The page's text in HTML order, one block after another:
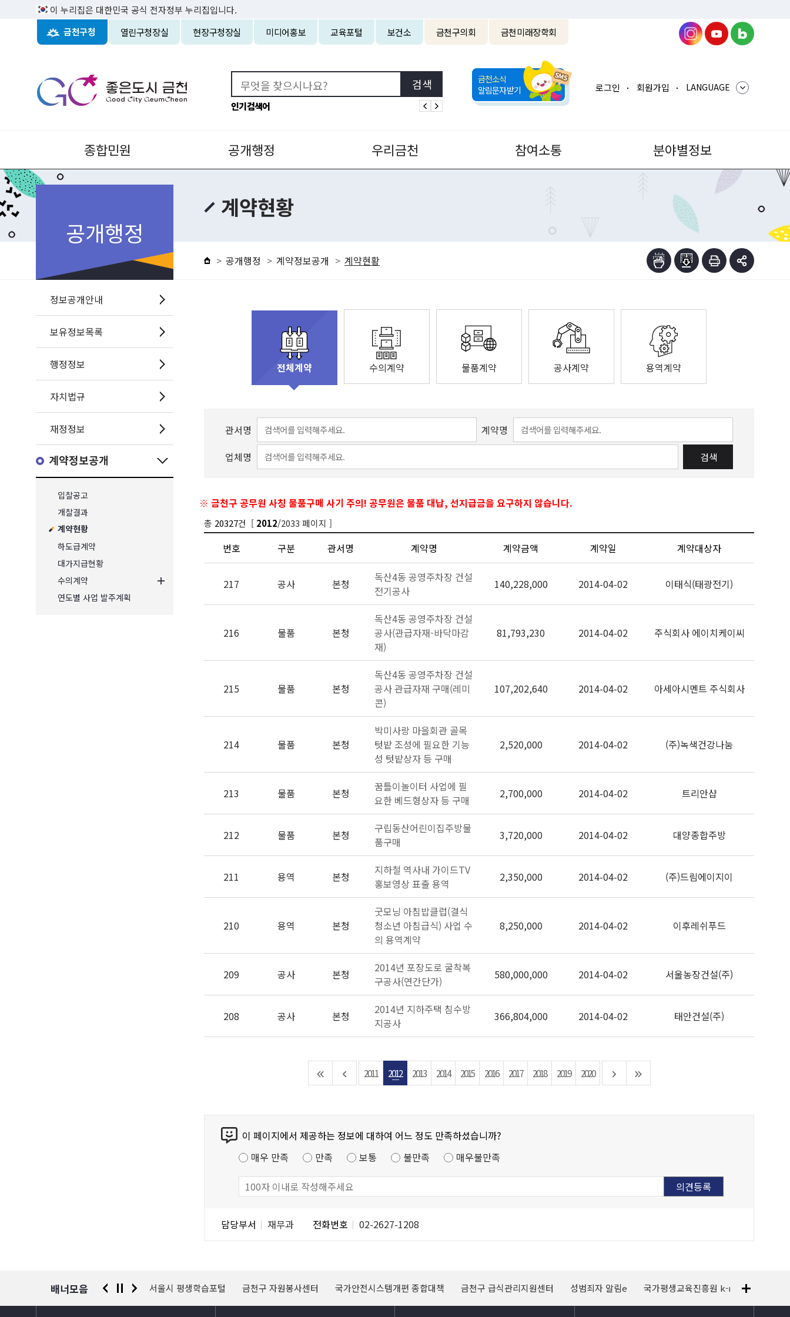
이 누리집은 대한민국 공식 전자정부 누리집입니다.
금천구청 열린구청장실 현장구청장실 미디어홍보 교육포털 보건소 금천구의회 금천미래장학회
인기검색어
금천소식
알림문자받기
로그인 회원가입 LANGUAGE
종합민원 공개행정 우리금천 참여소통 분야별정보
공개행정
정보공개안내
보유정보목록
행정정보
자치법규
재정정보
계약정보공개
입찰공고
개찰결과
계약현황
하도급계약
대가지급현황
수의계약
연도별 사업 발주계획
계약현황
공개행정 계약정보공개 계약현황
전체계약 수의계약 물품계약 공사계약 용역계약
관서명
계약명
업체명
검색
※ 금천구 공무원 사칭 물품구매 사기 주의! 공무원은 물품 대납, 선지급금을 요구하지 않습니다.
총 20327건 [ 2012/2033 페이지 ]
번호 구분 관서명 계약명 계약금액 계약일 계약대상자
217 공사 본청
독산4동 공영주차장 건설
전기공사
140,228,000 2014-04-02 이태식(태광전기)
216 물품 본청
독산4동 공영주차장 건설
공사(관급자재-바닥마감
재)
81,793,230 2014-04-02 주식회사 에이치케이씨
215 물품 본청
독산4동 공영주차장 건설
공사 관급자재 구매(레미
콘)
107,202,640 2014-04-02 아세아시멘트 주식회사
214 물품 본청
박미사랑 마을회관 골목
텃밭 조성에 필요한 기능
성 텃밭상자 등 구매
2,520,000 2014-04-02 (주)녹색건강나눔
213 물품 본청
꿈틀이놀이터 사업에 필
요한 베드형상자 등 구매
2,700,000 2014-04-02 트리안샵
212 물품 본청
구립동산어린이집주방물
품구매
3,720,000 2014-04-02 대양종합주방
211 용역 본청
지하철 역사내 가이드TV
홍보영상 표출 용역
2,350,000 2014-04-02 (주)드림에이지이
210 용역 본청
굿모닝 아침밥클럽(결식
청소년 아침급식) 사업 수
의 용역계약
8,250,000 2014-04-02 이후레쉬푸드
209 공사 본청
2014년 포장도로 굴착복
구공사(연간단가)
580,000,000 2014-04-02 서울농장건설(주)
208 공사 본청
2014년 지하주택 침수방
지공사
366,804,000 2014-04-02 태안건설(주)
2011 2012 2013 2014 2015 2016 2017 2018 2019 2020
이 페이지에서 제공하는 정보에 대하여 어느 정도 만족하셨습니까?
매우 만족
만족 보통 불만족 매우불만족
담당부서 재무과 전화번호 02-2627-1208
배너모음
경찰청 유실물 통합포털 서울시 평생학습포털 금천구 자원봉사센터 국가안전시스템개편 종합대책 금천구 급식관리지원센터 성범죄자 알림e 국가평생교육진흥원 k-mooc